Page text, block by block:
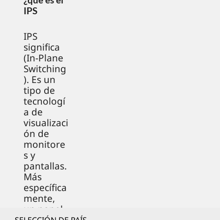
IPS
IPS
significa
(In-Plane
Switching
). Es un
tipo de
tecnologí
a de
visualizaci
ón de
monitore
s y
pantallas.
Más
específica
mente,
un panel